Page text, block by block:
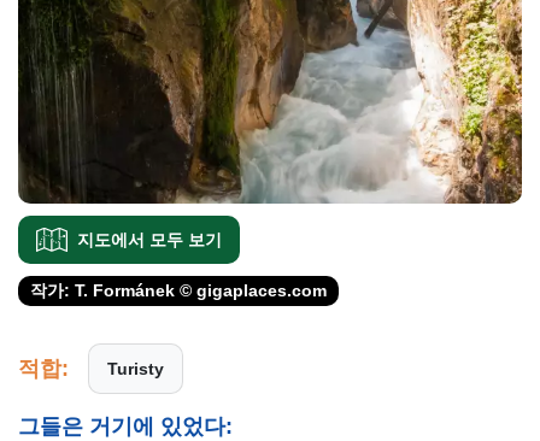
지도에서 모두 보기
작가: T. Formánek © gigaplaces.com
적합: Turisty
그들은 거기에 있었다: